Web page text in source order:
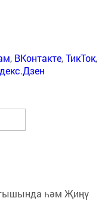
, ВКонтакте,ТикТок,